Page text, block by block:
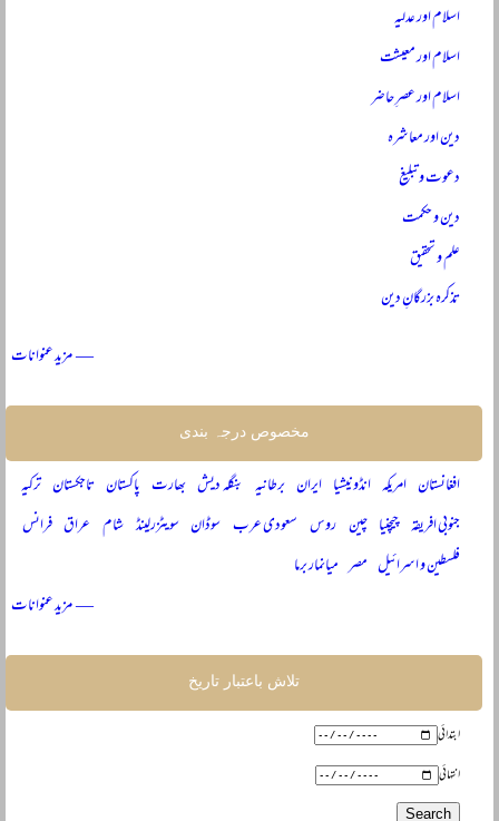
اسلام اور عدلیہ
اسلام اور معیشت
اسلام اور عصرِ حاضر
دین اور معاشرہ
دعوت و تبلیغ
دین و حکمت
علم و تحقیق
تذکرہ بزرگانِ دین
— مزید عنوانات
مخصوص درجہ بندی
افغانستان امریکہ انڈونیشیا ایران برطانیہ بنگلہ دیش بھارت پاکستان تاجکستان ترکیہ
جنوبی افریقہ چیچنیا چین روس سعودی عرب سوڈان سویٹزرلینڈ شام عراق فرانس
فلسطین و اسرائیل مصر میانمار برما
— مزید عنوانات
تلاش باعتبار تاریخ
ابتدائی
انتہائی